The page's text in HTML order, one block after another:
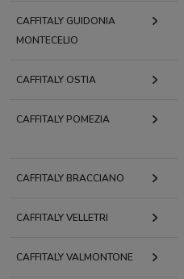
CAFFITALY GUIDONIA
MONTECELIO
CAFFITALY OSTIA
CAFFITALY POMEZIA
CAFFITALY BRACCIANO
CAFFITALY VELLETRI
CAFFITALY VALMONTONE